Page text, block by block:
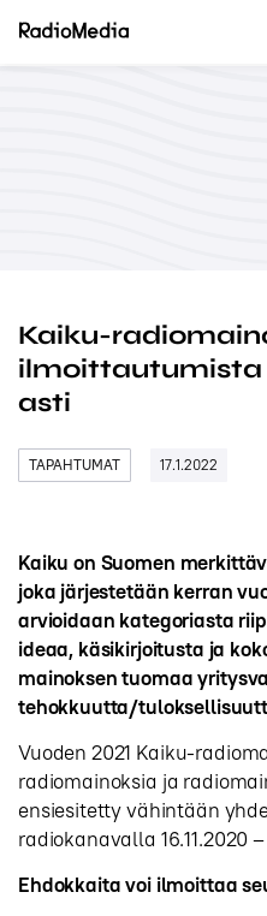
Kaiku-
ilmoittautumista
asti
TAPAHTUMAT 17.1.2022
Kaiku on Suomen
joka järjestetään kerran
arvioidaan kategoriasta
ideaa, käsikirjoitusta ja
mainoksen tuomaa
tehokkuutta/
Vuoden 2021 Kaiku-
radiomainoksia ja
ensiesitetty vähintään
radiokanavalla 16.11.2020 –
Ehdokkaita voi ilmoittaa